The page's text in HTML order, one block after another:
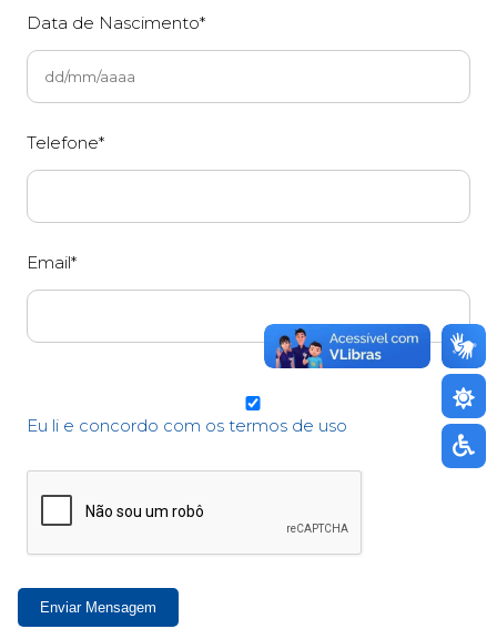
Data de Nascimento*
Telefone*
Email*
Eu li e concordo com os termos de uso
Enviar Mensagem